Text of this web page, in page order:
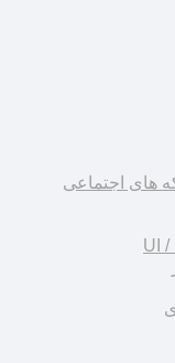
های اجتماعی